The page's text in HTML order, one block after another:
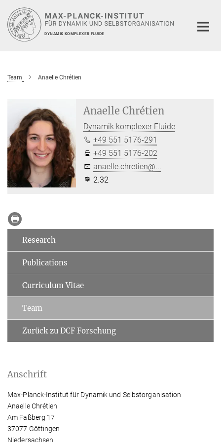
Hauptinhalt
DYNAMIK KOMPLEXER FLUIDE
Team Anaelle Chrétien
Anaelle Chrétien
Dynamik komplexer Fluide
+49 551 5176-291
+49 551 5176-202
anaelle.chretien@...
2.32
Research
Publications
Curriculum Vitae
Team
Zurück zu DCF Forschung
Anschrift
Max-Planck-Institut für Dynamik und Selbstorganisation
Anaelle Chrétien
Am Faßberg 17
37077 Göttingen
Niedersachsen